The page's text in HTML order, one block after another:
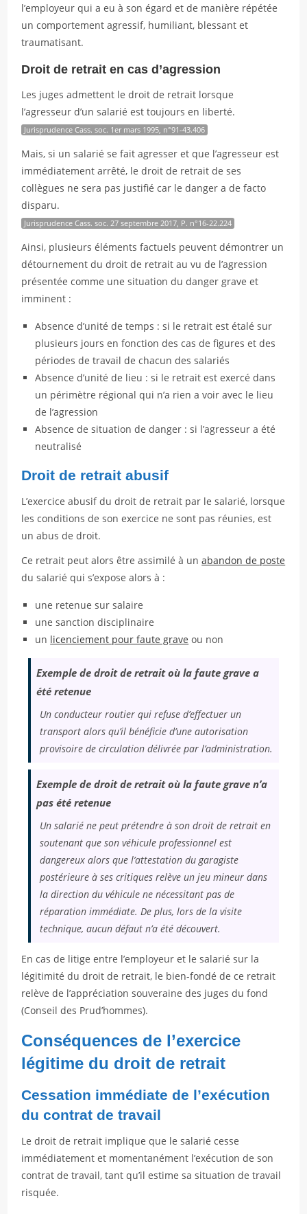
l’employeur qui a eu à son égard et de manière répétée
un comportement agressif, humiliant, blessant et
traumatisant.
Droit de retrait en cas d’agression
Les juges admettent le droit de retrait lorsque
l’agresseur d’un salarié est toujours en liberté.
Jurisprudence Cass. soc. 1er mars 1995, n°91-43.406
Mais, si un salarié se fait agresser et que l’agresseur est
immédiatement arrêté, le droit de retrait de ses
collègues ne sera pas justifié car le danger a de facto
disparu.
Jurisprudence Cass. soc. 27 septembre 2017, P. n°16-22.224
Ainsi, plusieurs éléments factuels peuvent démontrer un
détournement du droit de retrait au vu de l’agression
présentée comme une situation du danger grave et
imminent :
Absence d’unité de temps : si le retrait est étalé sur
plusieurs jours en fonction des cas de figures et des
périodes de travail de chacun des salariés
Absence d’unité de lieu : si le retrait est exercé dans
un périmètre régional qui n’a rien a voir avec le lieu
de l’agression
Absence de situation de danger : si l’agresseur a été
neutralisé
Droit de retrait abusif
L’exercice abusif du droit de retrait par le salarié, lorsque
les conditions de son exercice ne sont pas réunies, est
un abus de droit.
Ce retrait peut alors être assimilé à unabandon de poste
du salarié qui s’expose alors à :
une retenue sur salaire
une sanction disciplinaire
un licenciement pour faute grave ou non
Exemple de droit de retrait où la faute grave a
été retenue
Un conducteur routier qui refuse d’effectuer un
transport alors qu’il bénéficie d’une autorisation
provisoire de circulation délivrée par l’administration.
Exemple de droit de retrait où la faute grave n’a
pas été retenue
Un salarié ne peut prétendre à son droit de retrait en
soutenant que son véhicule professionnel est
dangereux alors que l’attestation du garagiste
postérieure à ses critiques relève un jeu mineur dans
la direction du véhicule ne nécessitant pas de
réparation immédiate. De plus, lors de la visite
technique, aucun défaut n’a été découvert.
En cas de litige entre l’employeur et le salarié sur la
légitimité du droit de retrait, le bien-fondé de ce retrait
relève de l’appréciation souveraine des juges du fond
(Conseil des Prud’hommes).
Conséquences de l’exercice
légitime du droit de retrait
Cessation immédiate de l’exécution
du contrat de travail
Le droit de retrait implique que le salarié cesse
immédiatement et momentanément l’exécution de son
contrat de travail, tant qu’il estime sa situation de travail
risquée.